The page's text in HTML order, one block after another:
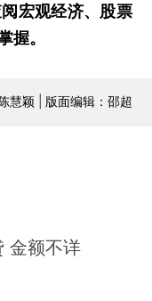
阅宏观经济、股票
握。
慧颖 | 版面编辑：邵超
金额不详